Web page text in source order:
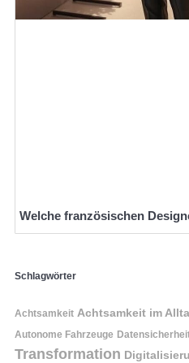
Welche französischen
Schlagwörter
Achtsamkeit Achtsamkeit im
Autonome Fahrzeuge
Transformation